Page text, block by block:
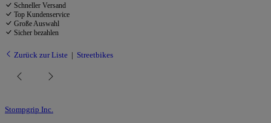
Schneller Versand
Top Kundenservice
Große Auswahl
Sicher bezahlen
Zurück zur Liste Streetbikes
Stompgrip Inc.